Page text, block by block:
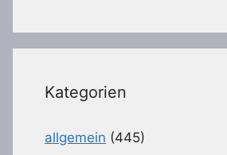
Kategorien
allgemein (445)